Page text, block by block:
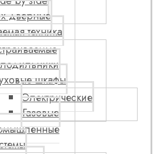
дверные
техника
шкафы
Электрические
Газовые